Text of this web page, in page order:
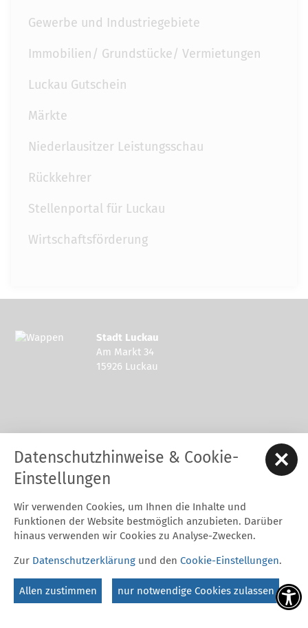
Gewerbe und Industriegebiete
Immobilien/ Grundstücke/ Vermietungen
Luckau Gutschein
Märkte
Niederlausitzer Leistungsschau
Rückkehrer
Stellenportal für Luckau
Wirtschaftsförderung
Stadt Luckau
Am Markt 34
15926 Luckau
Tel.: 03544 - 594 0
Fax: 03544 - 2948
E-Mail:stadt@luckau.de
Start Karriere Kontakt Datenschutz
Impressum
Barrierefreiheitserklärung
Intern
Folgt uns auf
Datenschutzhinweise & Cookie-
Einstellungen
Wir verwenden Cookies, um Ihnen die Inhalte und
Funktionen der Website bestmöglich anzubieten. Darüber
hinaus verwenden wir Cookies zu Analyse-Zwecken.
Zur Datenschutzerklärung und den Cookie-Einstellungen.
Allen zustimmen nur notwendige Cookies zulassen